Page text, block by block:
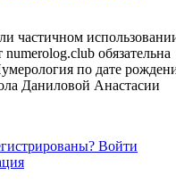
частичном
numerolog.club обязательна
по дате
Даниловой Анастасии
Войти